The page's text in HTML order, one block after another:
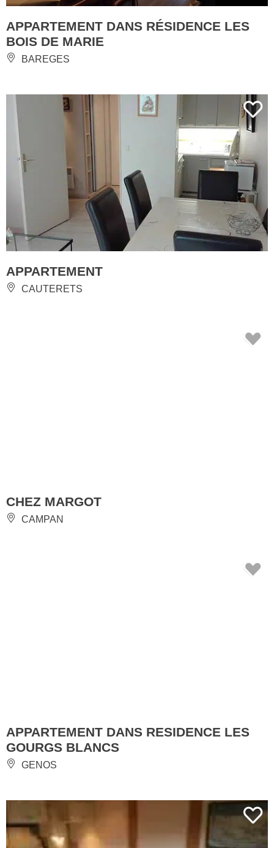
APPARTEMENT DANS RÉSIDENCE LES
BOIS DE MARIE
BAREGES
APPARTEMENT
CAUTERETS
CHEZ MARGOT
CAMPAN
APPARTEMENT DANS RESIDENCE LES
GOURGS BLANCS
GENOS